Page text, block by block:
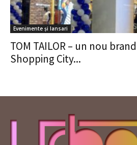
Evenimente și lansari
TOM TAILOR – un nou
Shopping City...